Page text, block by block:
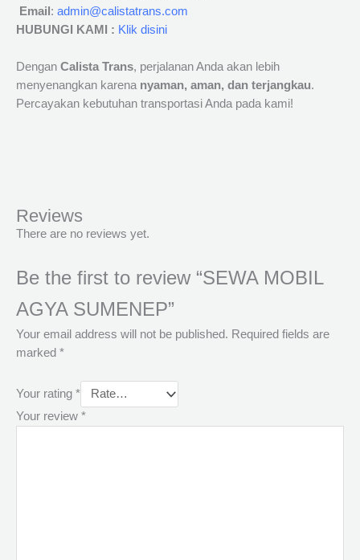
Email : admin@calistatrans.com
HUBUNGI KAMI : Klik disini
Dengan Calista Trans, perjalanan Anda akan lebih
menyenangkan karena nyaman, aman, dan terjangkau.
Percayakan kebutuhan transportasi Anda pada kami!
Reviews
There are no reviews yet.
Be the first to review “SEWA MOBIL
AGYA SUMENEP”
Your email address will not be published. Required fields are
marked *
Your rating *
Your review *